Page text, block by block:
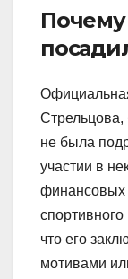
Почему
не была
участии в
финансовых
что его
мотивами